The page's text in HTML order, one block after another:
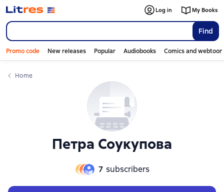
Find
Log in My Books
Promo code New releases Popular Audiobooks Comics and
Home
Петра Соукупова
7 subscribers
Слайдер с книгами